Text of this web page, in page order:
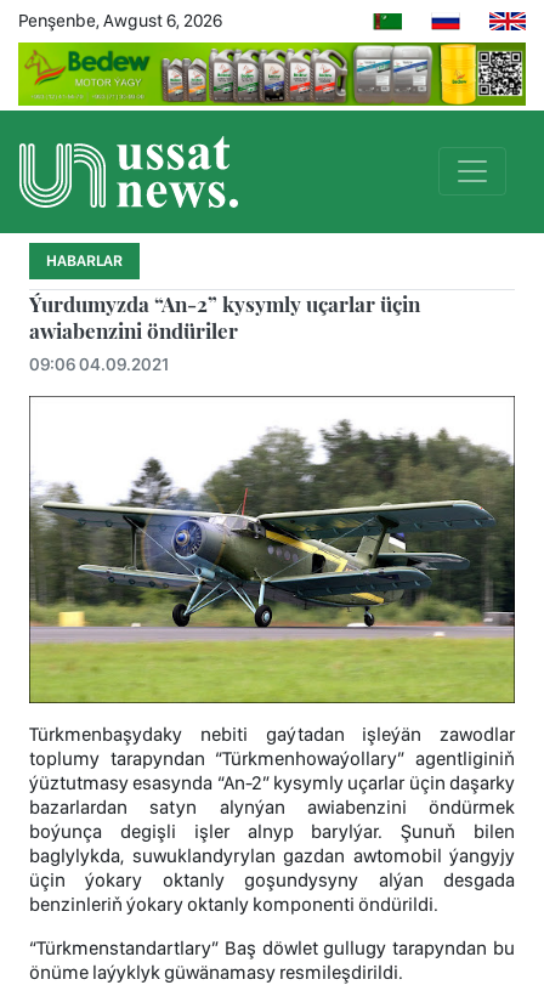
Penşenbe, Awgust 6, 2026
HABARLAR
Ýurdumyzda “An-2” kysymly uçarlar üçin
awiabenzini öndüriler
09:06 04.09.2021
Türkmenbaşydaky nebiti gaýtadan işleýän zawodlar
toplumy tarapyndan “Türkmenhowaýollary” agentliginiň
ýüztutmasy esasynda “An-2” kysymly uçarlar üçin daşarky
bazarlardan satyn alynýan awiabenzini öndürmek
boýunça degişli işler alnyp barylýar. Şunuň bilen
baglylykda, suwuklandyrylan gazdan awtomobil ýangyjy
üçin ýokary oktanly goşundysyny alýan desgada
benzinleriň ýokary oktanly komponenti öndürildi.
“Türkmenstandartlary” Baş döwlet gullugy tarapyndan bu
önüme laýyklyk güwänamasy resmileşdirildi.